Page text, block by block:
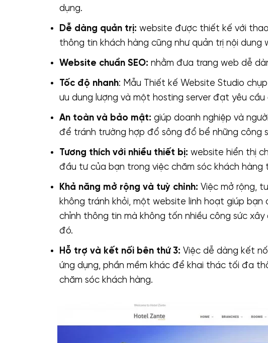
dụng.
Dễ dàng quản trị: website được thiết kế với
thông tin khách hàng cũng như quản trị nội dung
Website chuẩn SEO: nhằm đưa trang web dễ
Tốc độ nhanh: Mẫu Thiết kế Website Studio
ưu dung lượng và một hosting server đạt yêu
An toàn và bảo mật: giúp doanh nghiệp và
để tránh trường hợp đổ sông đổ bể những công
Tương thích với nhiều thiết bị: website hiển thị
đầu tư của bạn trong việc chăm sóc khách hàng
Khả năng mở rộng và tuỳ chỉnh: Việc mở rộng,
không tránh khỏi, một website linh hoạt giúp
chỉnh thông tin mà không tốn nhiều công sức
đó.
Hỗ trợ và kết nối bên thứ 3: Việc dễ dàng kết
ứng dụng, phần mềm khác để khai thác tối đa
chăm sóc khách hàng.